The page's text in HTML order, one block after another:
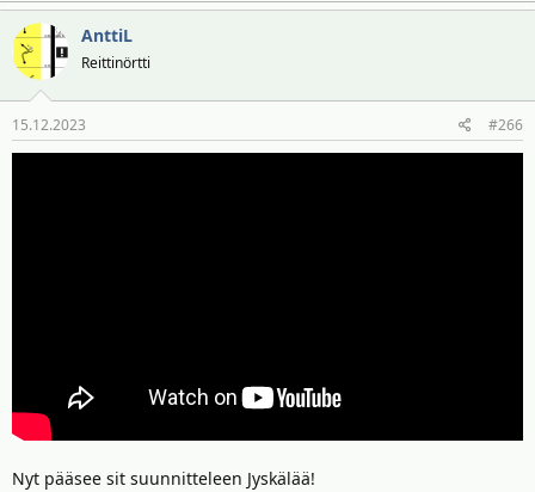
AnttiL
Reittinörtti
15.12.2023 #266
Nyt pääsee sit suunnitteleen Jyskälää!